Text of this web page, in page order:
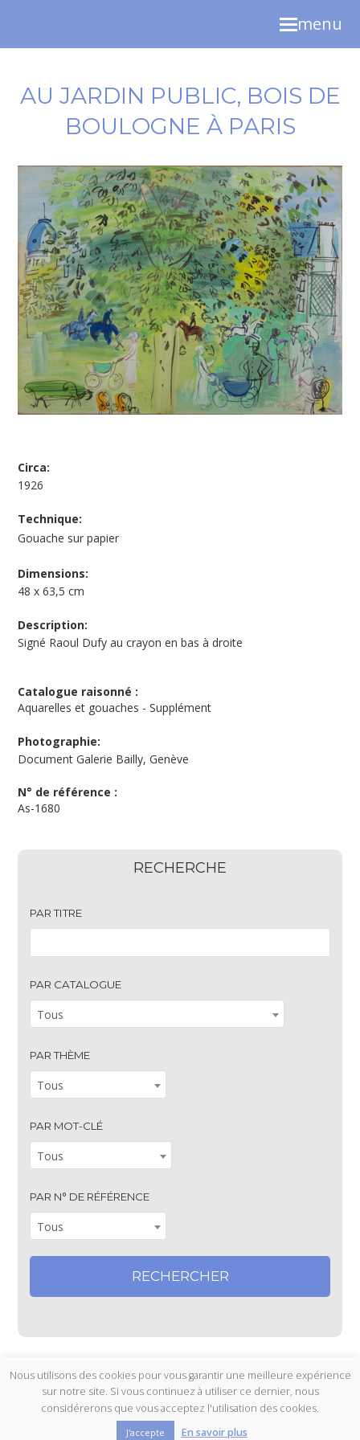
menu
AU JARDIN PUBLIC, BOIS DE
BOULOGNE À PARIS
Circa:
1926
Technique:
Gouache sur papier
Dimensions:
48 x 63,5 cm
Description:
Signé Raoul Dufy au crayon en bas à droite
Catalogue raisonné :
Aquarelles et gouaches - Supplément
Photographie:
Document Galerie Bailly, Genève
N° de référence :
As-1680
RECHERCHE
PAR TITRE
PAR CATALOGUE
Tous
PAR THÈME
Tous
PAR MOT-CLÉ
Tous
PAR N° DE RÉFÉRENCE
Tous
CopyrightRaoul Dufy, Catalogue Raisonné- 2026 - Tous droits
réservés.
Politique de confidentialité
Nous utilisons des cookies pour vous garantir une meilleure expérience
sur notre site. Si vous continuez à utiliser ce dernier, nous
considérerons que vous acceptez l'utilisation des cookies.
J'accepte En savoir plus